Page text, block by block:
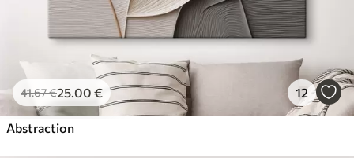
41.67€25.00 € 12
Abstraction